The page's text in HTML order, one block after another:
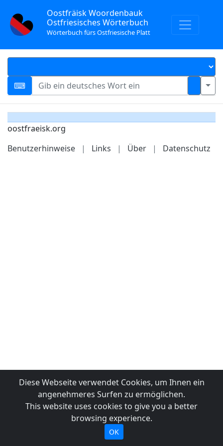
Oostfräisk Woordenbauk
Ostfriesisches Wörterbuch
Wörterbuch fürs Ostfriesische Platt
oostfraeisk.org
Benutzerhinweise
| Links | Über | Datenschutz
Diese Webseite verwendet Cookies, um Ihnen ein
angenehmeres Surfen zu ermöglichen.
This website uses cookies to give you a better
browsing experience.
OK